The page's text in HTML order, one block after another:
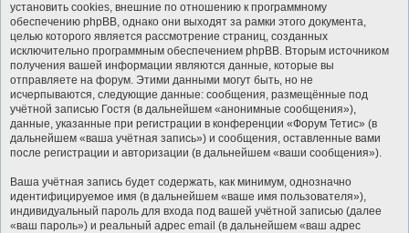
установить cookies, внешние по отношению к программному
обеспечению phpBB, однако они выходят за рамки этого документа,
целью которого является рассмотрение страниц, созданных
исключительно программным обеспечением phpBB. Вторым источником
получения вашей информации являются данные, которые вы
отправляете на форум. Этими данными могут быть, но не
исчерпываются, следующие данные: сообщения, размещённые под
учётной записью Гостя (в дальнейшем «анонимные сообщения»),
данные, указанные при регистрации в конференции «Форум Тетис» (в
дальнейшем «ваша учётная запись») и сообщения, оставленные вами
после регистрации и авторизации (в дальнейшем «ваши сообщения»).
Ваша учётная запись будет содержать, как минимум, однозначно
идентифицируемое имя (в дальнейшем «ваше имя пользователя»),
индивидуальный пароль для входа под вашей учётной записью (далее
«ваш пароль») и реальный адрес email (в дальнейшем «ваш адрес